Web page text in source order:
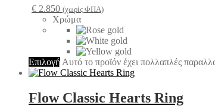
€ 2.850 (χωρίς ΦΠΑ)
Χρώμα
ΕπιλογήΑυτό το προϊόν έχει πολλαπλές
Flow Classic Hearts Ring